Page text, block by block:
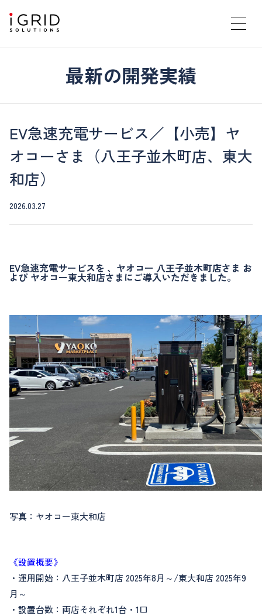
最新の開発実績
EV急速充電サービス／【小売】ヤ
オコーさま（八王子並木町店、東大
和店）
2026.03.27
EV急速充電サービスを 、ヤオコー 八王子並木町店さま お
よび ヤオコー東大和店さまにご導入いただきました。
写真：ヤオコー東大和店
《設置概要》
・運用開始：八王子並木町店 2025年8月～/東大和店 2025年9
月～
・設置台数：両店それぞれ1台・1口